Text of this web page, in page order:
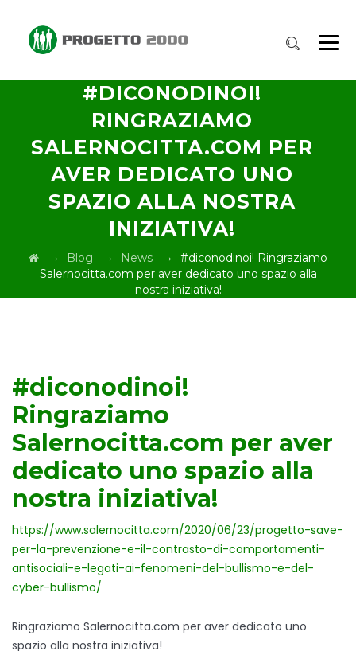
#DICONODINOI!
RINGRAZIAMO
SALERNOCITTA.COM PER
AVER DEDICATO UNO
SPAZIO ALLA NOSTRA
INIZIATIVA!
→ Blog → News → #diconodinoi! Ringraziamo
Salernocitta.com per aver dedicato uno spazio alla
nostra iniziativa!
#diconodinoi!
Ringraziamo
Salernocitta.com per aver
dedicato uno spazio alla
nostra iniziativa!
https://www.salernocitta.com/2020/06/23/progetto-save-
per-la-prevenzione-e-il-contrasto-di-comportamenti-
antisociali-e-legati-ai-fenomeni-del-bullismo-e-del-
cyber-bullismo/
Ringraziamo Salernocitta.com per aver dedicato uno
spazio alla nostra iniziativa!